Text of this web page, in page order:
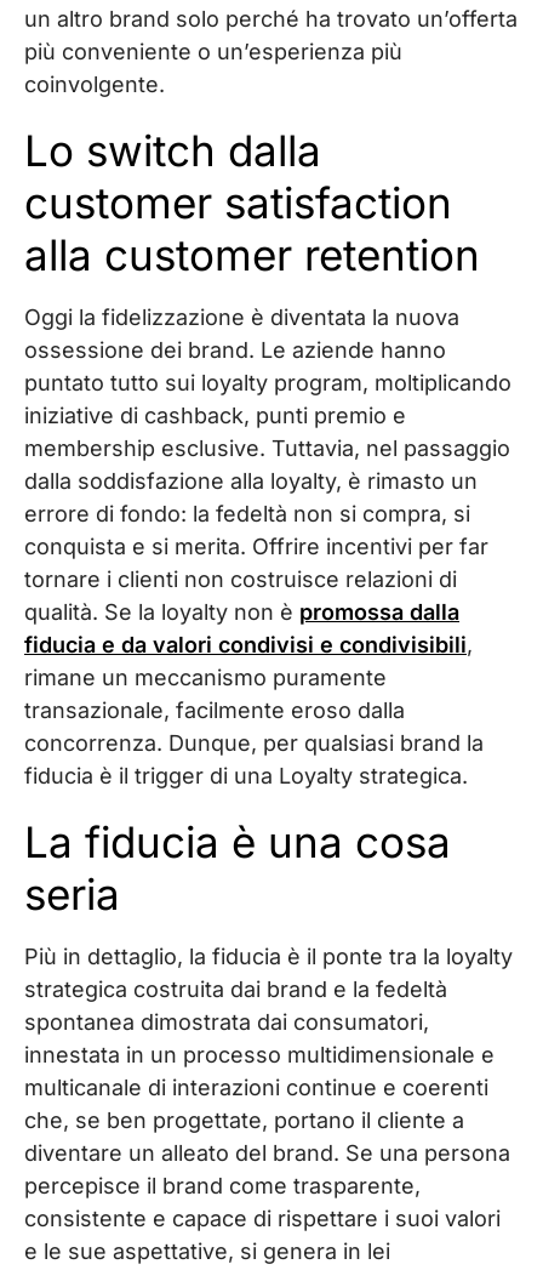
un altro brand solo perché ha trovato un’offerta
più conveniente o un’esperienza più
coinvolgente.
Lo switch dalla
customer satisfaction
alla customer retention
Oggi la fidelizzazione è diventata la nuova
ossessione dei brand. Le aziende hanno
puntato tutto sui loyalty program, moltiplicando
iniziative di cashback, punti premio e
membership esclusive. Tuttavia, nel passaggio
dalla soddisfazione alla loyalty, è rimasto un
errore di fondo: la fedeltà non si compra, si
conquista e si merita. Offrire incentivi per far
tornare i clienti non costruisce relazioni di
qualità. Se la loyalty non è promossa dalla
fiducia e da valori condivisi e condivisibili,
rimane un meccanismo puramente
transazionale, facilmente eroso dalla
concorrenza. Dunque, per qualsiasi brand la
fiducia è il trigger di una Loyalty strategica.
La fiducia è una cosa
seria
Più in dettaglio, la fiducia è il ponte tra la loyalty
strategica costruita dai brand e la fedeltà
spontanea dimostrata dai consumatori,
innestata in un processo multidimensionale e
multicanale di interazioni continue e coerenti
che, se ben progettate, portano il cliente a
diventare un alleato del brand. Se una persona
percepisce il brand come trasparente,
consistente e capace di rispettare i suoi valori
e le sue aspettative, si genera in lei